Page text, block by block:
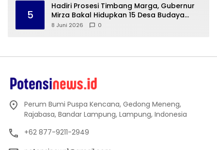
5
Hadiri Prosesi Timbang Marga, Gubernur
Mirza Bakal Hidupkan 15 Desa Budaya
Lampung
8 Juni 2026 0
Perum Bumi Puspa Kencana, Gedong Meneng,
Rajabasa, Bandar Lampung, Lampung, Indonesia
+62 877-9211-2949